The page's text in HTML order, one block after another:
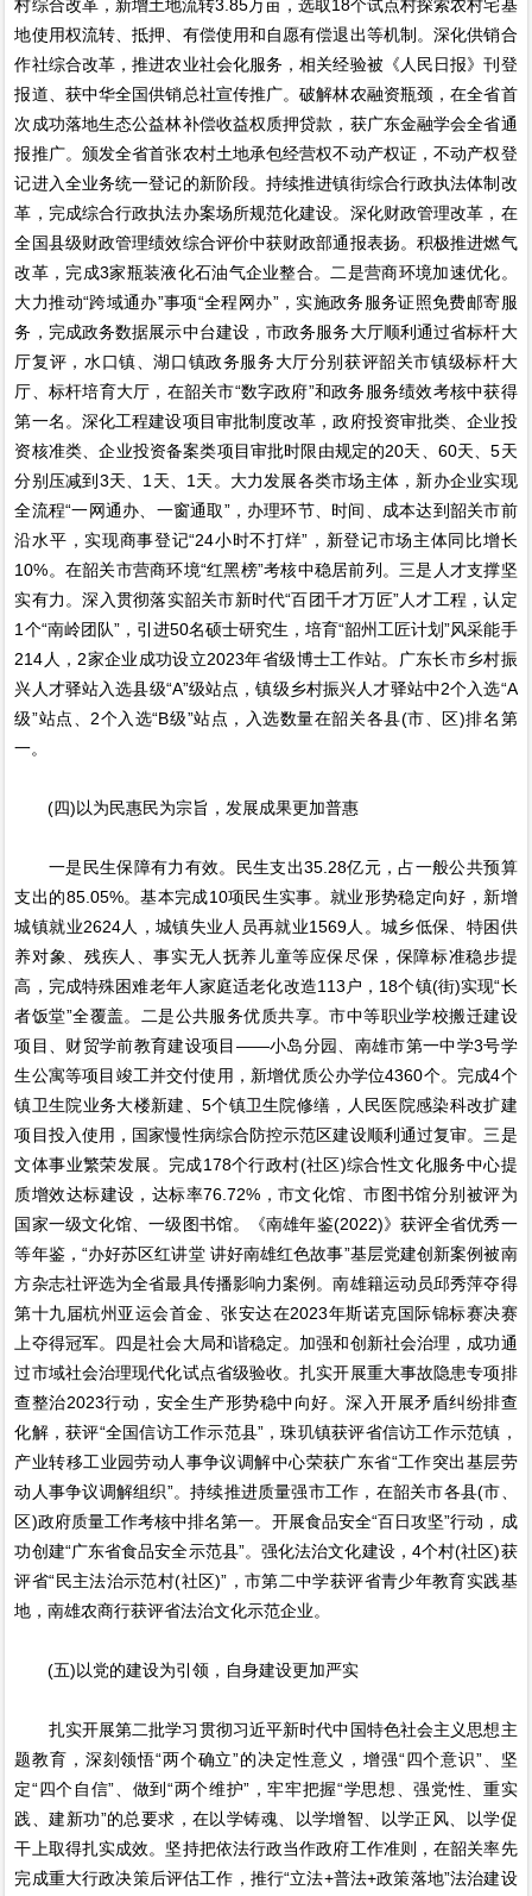
村综合改革，新增土地流转3.85万亩，选取18个试点村探索农村宅基
地使用权流转、抵押、有偿使用和自愿有偿退出等机制。深化供销合
作社综合改革，推进农业社会化服务，相关经验被《人民日报》刊登
报道、获中华全国供销总社宣传推广。破解林农融资瓶颈，在全省首
次成功落地生态公益林补偿收益权质押贷款，获广东金融学会全省通
报推广。颁发全省首张农村土地承包经营权不动产权证，不动产权登
记进入全业务统一登记的新阶段。持续推进镇街综合行政执法体制改
革，完成综合行政执法办案场所规范化建设。深化财政管理改革，在
全国县级财政管理绩效综合评价中获财政部通报表扬。积极推进燃气
改革，完成3家瓶装液化石油气企业整合。二是营商环境加速优化。
大力推动“跨域通办”事项“全程网办”，实施政务服务证照免费邮寄服
务，完成政务数据展示中台建设，市政务服务大厅顺利通过省标杆大
厅复评，水口镇、湖口镇政务服务大厅分别获评韶关市镇级标杆大
厅、标杆培育大厅，在韶关市“数字政府”和政务服务绩效考核中获得
第一名。深化工程建设项目审批制度改革，政府投资审批类、企业投
资核准类、企业投资备案类项目审批时限由规定的20天、60天、5天
分别压减到3天、1天、1天。大力发展各类市场主体，新办企业实现
全流程“一网通办、一窗通取”，办理环节、时间、成本达到韶关市前
沿水平，实现商事登记“24小时不打烊”，新登记市场主体同比增长
10%。在韶关市营商环境“红黑榜”考核中稳居前列。三是人才支撑坚
实有力。深入贯彻落实韶关市新时代“百团千才万匠”人才工程，认定
1个“南岭团队”，引进50名硕士研究生，培育“韶州工匠计划”风采能手
214人，2家企业成功设立2023年省级博士工作站。广东长市乡村振
兴人才驿站入选县级“A”级站点，镇级乡村振兴人才驿站中2个入选“A
级”站点、2个入选“B级”站点，入选数量在韶关各县(市、区)排名第
一。
(四)以为民惠民为宗旨，发展成果更加普惠
一是民生保障有力有效。民生支出35.28亿元，占一般公共预算
支出的85.05%。基本完成10项民生实事。就业形势稳定向好，新增
城镇就业2624人，城镇失业人员再就业1569人。城乡低保、特困供
养对象、残疾人、事实无人抚养儿童等应保尽保，保障标准稳步提
高，完成特殊困难老年人家庭适老化改造113户，18个镇(街)实现“长
者饭堂”全覆盖。二是公共服务优质共享。市中等职业学校搬迁建设
项目、财贸学前教育建设项目——小岛分园、南雄市第一中学3号学
生公寓等项目竣工并交付使用，新增优质公办学位4360个。完成4个
镇卫生院业务大楼新建、5个镇卫生院修缮，人民医院感染科改扩建
项目投入使用，国家慢性病综合防控示范区建设顺利通过复审。三是
文体事业繁荣发展。完成178个行政村(社区)综合性文化服务中心提
质增效达标建设，达标率76.72%，市文化馆、市图书馆分别被评为
国家一级文化馆、一级图书馆。《南雄年鉴(2022)》获评全省优秀一
等年鉴，“办好苏区红讲堂 讲好南雄红色故事”基层党建创新案例被南
方杂志社评选为全省最具传播影响力案例。南雄籍运动员邱秀萍夺得
第十九届杭州亚运会首金、张安达在2023年斯诺克国际锦标赛决赛
上夺得冠军。四是社会大局和谐稳定。加强和创新社会治理，成功通
过市域社会治理现代化试点省级验收。扎实开展重大事故隐患专项排
查整治2023行动，安全生产形势稳中向好。深入开展矛盾纠纷排查
化解，获评“全国信访工作示范县”，珠玑镇获评省信访工作示范镇，
产业转移工业园劳动人事争议调解中心荣获广东省“工作突出基层劳
动人事争议调解组织”。持续推进质量强市工作，在韶关市各县(市、
区)政府质量工作考核中排名第一。开展食品安全“百日攻坚”行动，成
功创建“广东省食品安全示范县”。强化法治文化建设，4个村(社区)获
评省“民主法治示范村(社区)”，市第二中学获评省青少年教育实践基
地，南雄农商行获评省法治文化示范企业。
(五)以党的建设为引领，自身建设更加严实
扎实开展第二批学习贯彻习近平新时代中国特色社会主义思想主
题教育，深刻领悟“两个确立”的决定性意义，增强“四个意识”、坚
定“四个自信”、做到“两个维护”，牢牢把握“学思想、强党性、重实
践、建新功”的总要求，在以学铸魂、以学增智、以学正风、以学促
干上取得扎实成效。坚持把依法行政当作政府工作准则，在韶关率先
完成重大行政决策后评估工作，推行“立法+普法+政策落地”法治建设